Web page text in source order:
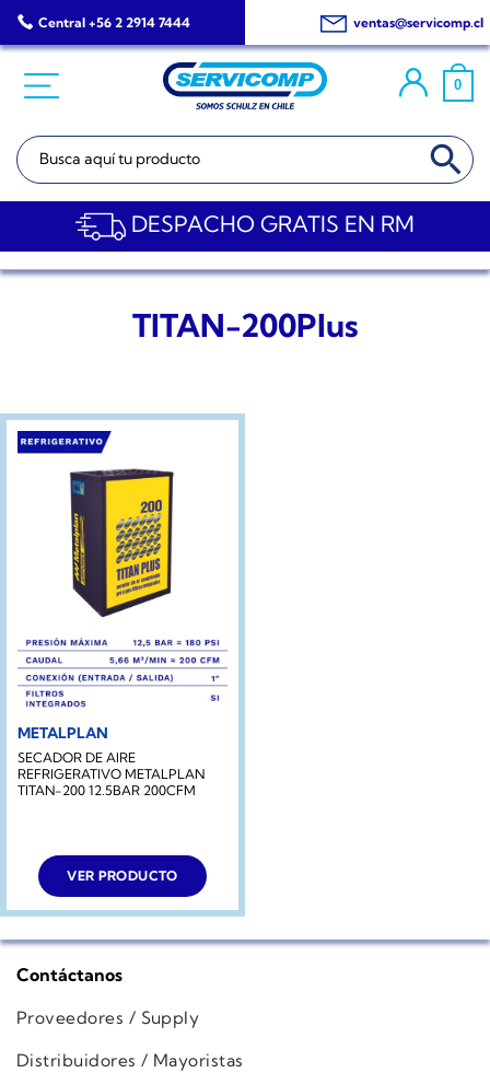
Saltar
al
Central +56 2 2914 7444 ventas@servicomp.cl
0
Buscar: BOTÓN DE
DESPACHO GRATIS EN RM
TITAN-200Plus
METALPLAN
SECADOR DE AIRE
REFRIGERATIVO METALPLAN
TITAN-200 12.5BAR 200CFM
VER PRODUCTO
Contáctanos
Proveedores / Supply
Distribuidores / Mayoristas